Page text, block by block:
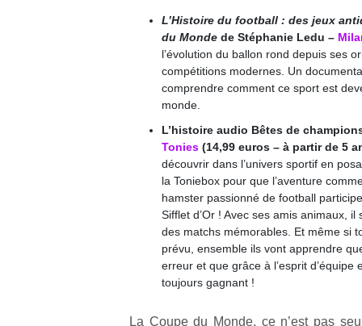
L’Histoire du football : des jeux
du Monde de Stéphanie Ledu –
l’évolution du ballon rond depuis ses
compétitions modernes. Un
comprendre comment ce sport est
monde.
L’histoire audio Bêtes de
Tonies (14,99 euros – à partir de 5
découvrir dans l’univers sportif en
la Toniebox pour que l’aventure
hamster passionné de football
Sifflet d’Or ! Avec ses amis animaux, il
des matchs mémorables. Et même si
prévu, ensemble ils vont apprendre
erreur et que grâce à l’esprit d’équipe
toujours gagnant !
La Coupe du Monde, ce n’est pas